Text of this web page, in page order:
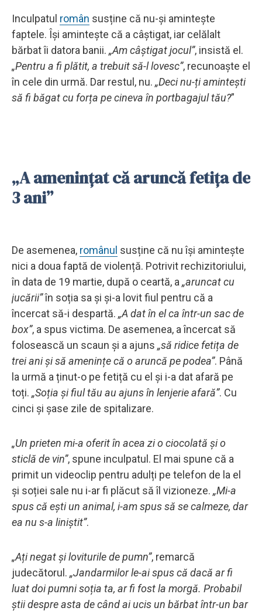
Inculpatul român susține că nu-și amintește
faptele. Își amintește că a câștigat, iar celălalt
bărbat îi datora banii. „Am câștigat jocul”, insistă el.
„Pentru a fi plătit, a trebuit să-l lovesc”, recunoaște el
în cele din urmă. Dar restul, nu. „Deci nu-ți amintești
să fi băgat cu forța pe cineva în portbagajul tău?”
„A amenințat că aruncă fetița de
3 ani”
De asemenea, românul susține că nu își amintește
nici a doua faptă de violență. Potrivit rechizitoriului,
în data de 19 martie, după o ceartă, a „aruncat cu
jucării”în soția sa și și-a lovit fiul pentru că a
încercat să-i despartă. „A dat în el ca într-un sac de
box”, a spus victima. De asemenea, a încercat să
folosească un scaun și a ajuns „să ridice fetița de
trei ani și să amenințe că o aruncă pe podea”. Până
la urmă a ținut-o pe fetiță cu el și i-a dat afară pe
toți. „Soția și fiul tău au ajuns în lenjerie afară”. Cu
cinci și șase zile de spitalizare.
„Un prieten mi-a oferit în acea zi o ciocolată și o
sticlă de vin”, spune inculpatul. El mai spune că a
primit un videoclip pentru adulți pe telefon de la el
și soției sale nu i-ar fi plăcut să îl vizioneze. „Mi-a
spus că ești un animal, i-am spus să se calmeze, dar
ea nu s-a liniștit”.
„Ați negat și loviturile de pumn”, remarcă
judecătorul. „Jandarmilor le-ai spus că dacă ar fi
luat doi pumni soția ta, ar fi fost la morgă. Probabil
știi despre asta de când ai ucis un bărbat într-un bar